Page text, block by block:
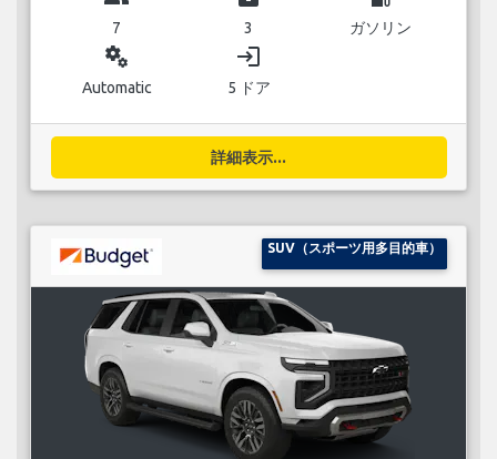
7 3 ガソリン
miscellaneous_services
Automatic
login
5 ドア
詳細表示...
SUV（スポーツ用多目的車）